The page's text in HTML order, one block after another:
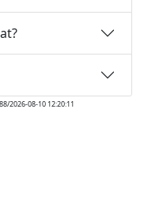
2026-08-10 12:20:11